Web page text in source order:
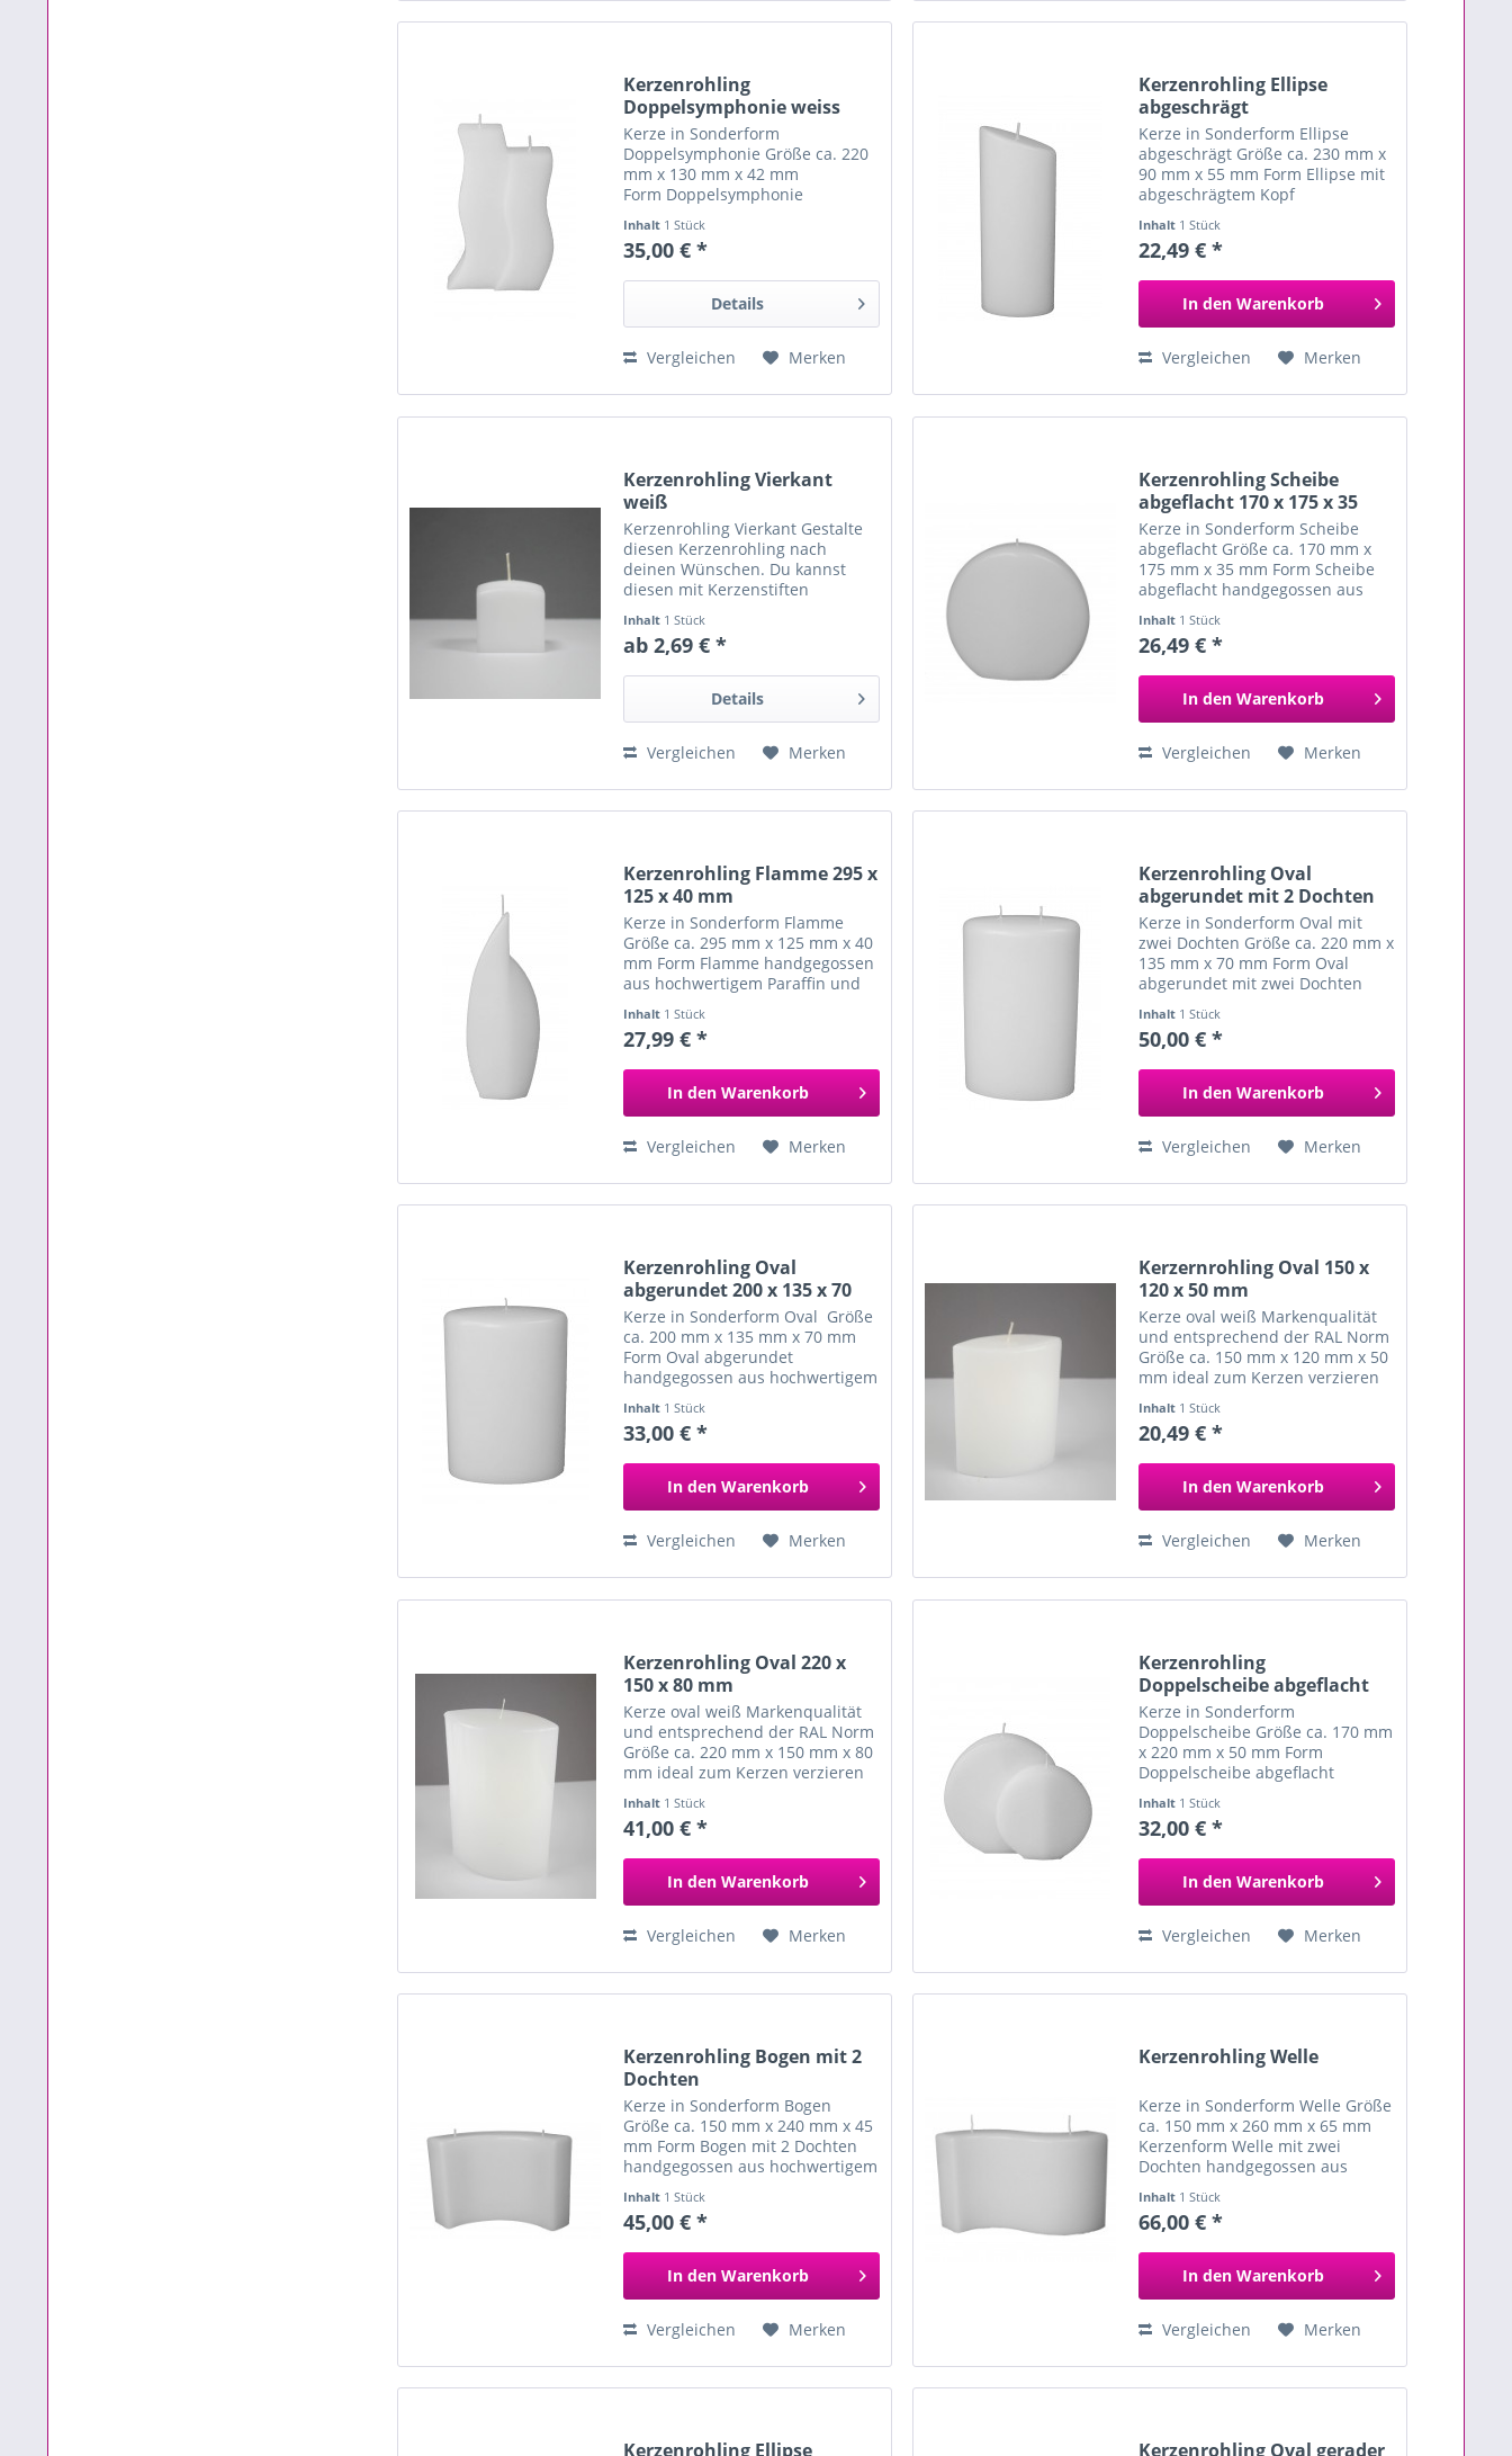
Kerzenrohling
Doppelsymphonie weiss
Kerze in Sonderform
Doppelsymphonie Größe ca. 220
mm x 130 mm x 42 mm
Form Doppelsymphonie
Paraffin und Stearin zum
individuellen Verzieren und
Gestalten besondere Kerzenform
toll für Hochzeitskerzen oder...
Inhalt 1 Stück
35,00 € *
Details
Vergleichen Merken
Kerzenrohling Ellipse
abgeschrägt
Kerze in Sonderform Ellipse
abgeschrägt Größe ca. 230 mm x
90 mm x 55 mm Form Ellipse mit
abgeschrägtem Kopf
Paraffin und Stearin ideal zum
Tauchen in farbiges Wachs zum
individuellen Verzieren und
Gestalten...
Inhalt 1 Stück
22,49 € *
In den Warenkorb
Vergleichen Merken
Kerzenrohling Vierkant
weiß
Kerzenrohling Vierkant Gestalte
diesen Kerzenrohling nach
deinen Wünschen. Du kannst
diesen mit Kerzenstiften
gefärbtes Kerzenwachs tauchen
oder in weiß als Dekoration oder
Inhalt 1 Stück
ab 2,69 € *
Details
Vergleichen Merken
Kerzenrohling Scheibe
abgeflacht 170 x 175 x 35
mm
Kerze in Sonderform Scheibe
abgeflacht Größe ca. 170 mm x
175 mm x 35 mm Form Scheibe
abgeflacht handgegossen aus
Stearin zum individuellen
Verzieren und Gestalten
Inhalt 1 Stück
26,49 € *
In den Warenkorb
Vergleichen Merken
Kerzenrohling Flamme 295 x
125 x 40 mm
Kerze in Sonderform Flamme
Größe ca. 295 mm x 125 mm x 40
mm Form Flamme handgegossen
aus hochwertigem Paraffin und
Verzieren und Gestalten
besondere Kerzenform
Inhalt 1 Stück
27,99 € *
In den Warenkorb
Vergleichen Merken
Kerzenrohling Oval
abgerundet mit 2 Dochten
Kerze in Sonderform Oval mit
zwei Dochten Größe ca. 220 mm x
135 mm x 70 mm Form Oval
abgerundet mit zwei Dochten
Paraffin und Stearin zum
individuellen Verzieren und
Gestalten besondere Kerzenform
ideal für...
Inhalt 1 Stück
50,00 € *
In den Warenkorb
Vergleichen Merken
Kerzenrohling Oval
abgerundet 200 x 135 x 70
mm
Kerze in Sonderform Oval Größe
ca. 200 mm x 135 mm x 70 mm
Form Oval abgerundet
handgegossen aus hochwertigem
individuellen Verzieren und
Gestalten besondere
Kerzenform...
Inhalt 1 Stück
33,00 € *
In den Warenkorb
Vergleichen Merken
Kerzernrohling Oval 150 x
120 x 50 mm
Kerze oval weiß Markenqualität
und entsprechend der RAL Norm
Größe ca. 150 mm x 120 mm x 50
mm ideal zum Kerzen verzieren
Inhalt 1 Stück
20,49 € *
In den Warenkorb
Vergleichen Merken
Kerzenrohling Oval 220 x
150 x 80 mm
Kerze oval weiß Markenqualität
und entsprechend der RAL Norm
Größe ca. 220 mm x 150 mm x 80
mm ideal zum Kerzen verzieren
Inhalt 1 Stück
41,00 € *
In den Warenkorb
Vergleichen Merken
Kerzenrohling
Doppelscheibe abgeflacht
Kerze in Sonderform
Doppelscheibe Größe ca. 170 mm
x 220 mm x 50 mm Form
Doppelscheibe abgeflacht
Paraffin und Stearin zum
individuellen Verzieren und
Inhalt 1 Stück
32,00 € *
In den Warenkorb
Vergleichen Merken
Kerzenrohling Bogen mit 2
Dochten
Kerze in Sonderform Bogen
Größe ca. 150 mm x 240 mm x 45
mm Form Bogen mit 2 Dochten
handgegossen aus hochwertigem
Tauchen in farbiges Wachs zum
individuellen Verzieren und...
Inhalt 1 Stück
45,00 € *
In den Warenkorb
Vergleichen Merken
Kerzenrohling Welle
Kerze in Sonderform Welle Größe
ca. 150 mm x 260 mm x 65 mm
Kerzenform Welle mit zwei
Dochten handgegossen aus
Stearin ideal zum Tauchen in
farbiges Wachs zum
individuellen...
Inhalt 1 Stück
66,00 € *
In den Warenkorb
Vergleichen Merken
Kerzenrohling Ellipse Kerzenrohling Oval gerader